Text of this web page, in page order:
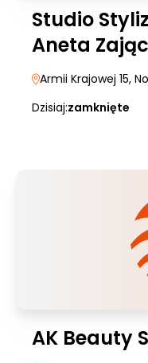
Studio
Aneta Zając
Armii Krajowej 15,
Dzisiaj:zamknięte
AK Beauty